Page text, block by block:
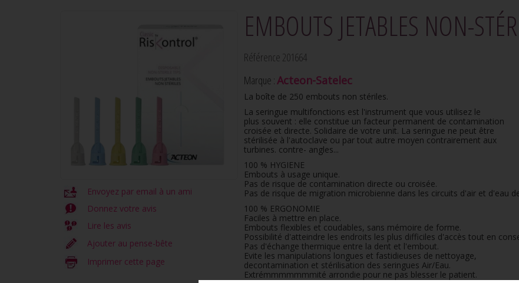
Envoyez par email à un ami
Donnez votre avis
Lire les avis
Ajouter au pense-bête
Imprimer cette page
EMBOUTS JETABLES NON-
Référence 201664
Marque :Acteon-Satelec
La boîte de 250 embouts non stériles.
La seringue multifonctions est l'instrument que vous utilisez le
plus souvent : elle constitue un facteur permanent de contamination
croisée et directe. Solidaire de votre unit. La seringue ne peut être
stérilisée à l'autoclave ou par tout autre moyen contrairement aux
turbines. contre- angles...
100 % HYGIENE
Embouts à usage unique.
Pas de risque de contamination directe ou croisée.
Pas de risque de migration microbienne dans les circuits d'air et d'eau
100 % ERGONOMIE
Faciles à mettre en place.
Embouts flexibles et coudables, sans mémoire de forme.
Possibilité d'atteindre les endroits les plus difficiles d'accès tout en
Pas d'échange thermique entre la dent et l'embout.
Evite les manipulations longues et fastidieuses de nettoyage,
decontamination et stérilisation des seringues Air/Eau.
Extrémmmmmmmité arrondie pour ne pas blesser le patient.